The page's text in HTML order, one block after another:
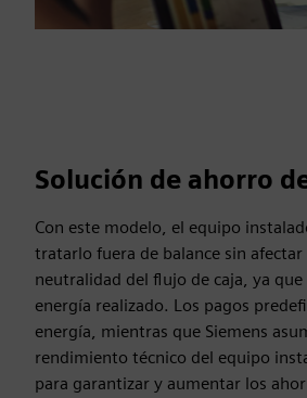
Solución de ahorro
Con este modelo, el equipo
tratarlo fuera de balance sin
neutralidad del flujo de caja, ya
energía realizado. Los pagos
energía, mientras que Siemens
rendimiento técnico del equipo
para garantizar y aumentar los